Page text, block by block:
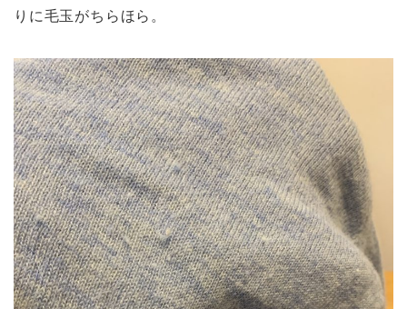
りに毛玉がちらほら。